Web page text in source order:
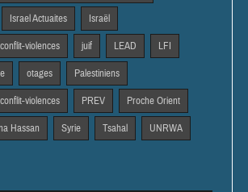
Israel Actuaites Israël
violences juif LEAD LFI
otages Palestiniens
violences PREV Proche Orient
Hassan Syrie Tsahal UNRWA